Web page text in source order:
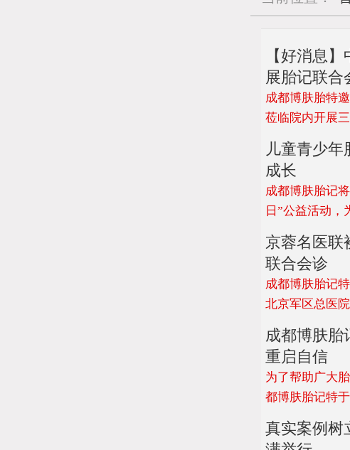
【好消息
展胎记联合
成都博肤胎特
莅临院内开展
儿童青少
成长
成都博肤胎记
日”公益活动
京蓉名医联
联合会诊
成都博肤胎记
北京军区总医
成都博肤胎
重启自信
为了帮助广大
都博肤胎记特
真实案例树